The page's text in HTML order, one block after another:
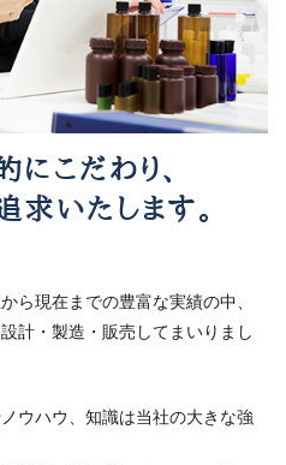
にこだわり、
求いたします。
ら現在までの豊富な実績の中、
計・製造・販売してまいりまし
ウハウ、知識は当社の大きな強